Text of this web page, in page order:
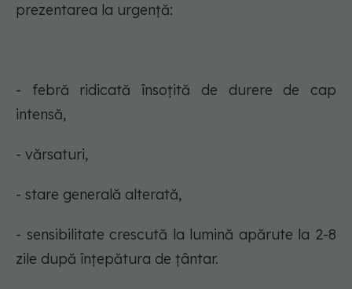
prezentarea la urgență:
- febră ridicată însoțită de durere de cap
intensă,
- vărsaturi,
- stare generală alterată,
- sensibilitate crescută la lumină apărute la 2-8
zile după înțepătura de țântar.